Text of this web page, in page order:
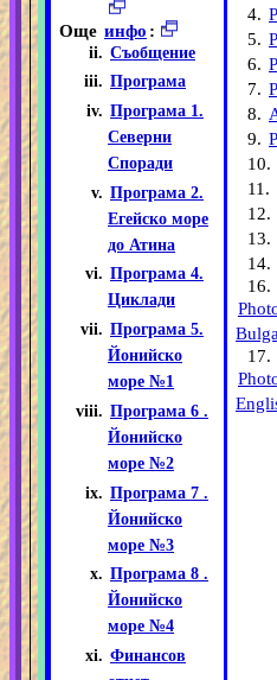
Още инфо :
Съобщение
Програма
Програма 1.
Северни
Споради
Програма 2.
Егейско море
до Атина
Програма 4.
Циклади
Програма 5.
Йонийско
море №1
Програма 6 .
Йонийско
море №2
Програма 7 .
Йонийско
море №3
Програма 8 .
Йонийско
море №4
Финансов
4.
5.
6.
7.
8.
9.
10.
11.
12.
13.
14.
16.
17.